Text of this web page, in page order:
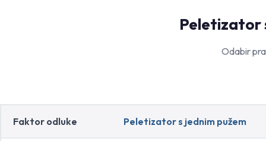
Peletizator
Odabir
Faktor odluke Peletizator s jednim pužem